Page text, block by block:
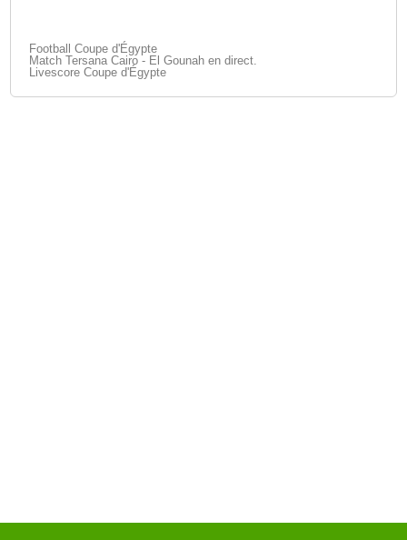
Football Coupe d'Égypte
Match Tersana Cairo - El Gounah en direct.
Livescore Coupe d'Égypte